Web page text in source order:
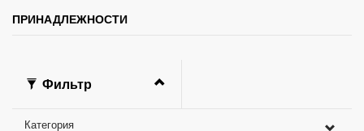
ПРИНАДЛЕЖНОСТИ
Фильтр
Категория